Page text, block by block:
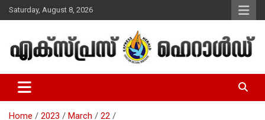
Skip
to
Saturday, August 8, 2026
Express Herald – Malayalam
Christian News
Home 2023 March
22